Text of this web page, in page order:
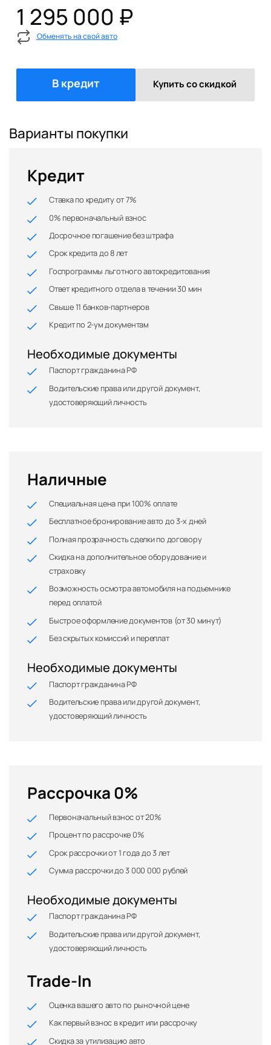
1 295 000 ₽
Обменять на свой авто
В кредит Купить со скидкой
Варианты покупки
Кредит
Ставка по кредиту от 7%
0% первоначальный взнос
Досрочное погашение без штрафа
Срок кредита до 8 лет
Госпрограммы льготного автокредитования
Ответ кредитного отдела в течении 30 мин
Свыше 11 банков-партнеров
Кредит по 2-ум документам
Необходимые документы
Паспорт гражданина РФ
Водительские права или другой документ,
удостоверяющий личность
Наличные
Специальная цена при 100% оплате
Бесплатное бронирование авто до 3-х дней
Полная прозрачность сделки по договору
Скидка на дополнительное оборудование и
страховку
Возможность осмотра автомобиля на подъемнике
перед оплатой
Быстрое оформление документов (от 30 минут)
Без скрытых комиссий и переплат
Необходимые документы
Паспорт гражданина РФ
Водительские права или другой документ,
удостоверяющий личность
Рассрочка 0%
Первоначальный взнос от 20%
Процент по рассрочке 0%
Срок рассрочки от 1 года до 3 лет
Сумма рассрочки до 3 000 000 рублей
Необходимые документы
Паспорт гражданина РФ
Водительские права или другой документ,
удостоверяющий личность
Trade-In
Оценка вашего авто по рыночной цене
Как первый взнос в кредит или рассрочку
Скидка за утилизацию авто